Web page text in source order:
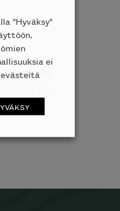
€
"Hyväksy"
ei